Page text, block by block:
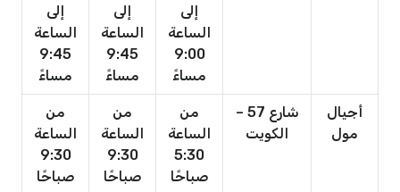
إلى
الساعة
9:00
مساءً
إلى
الساعة
9:45
مساءً
إلى
الساعة
9:45
مساءً
أجيال
مول
شارع 57 –
الكويت
من
الساعة
5:30
صباحًا
من
الساعة
9:30
صباحًا
من
الساعة
9:30
صباحًا